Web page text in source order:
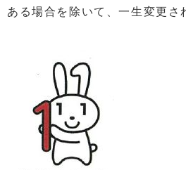
ある場合を除いて、一生変更さ